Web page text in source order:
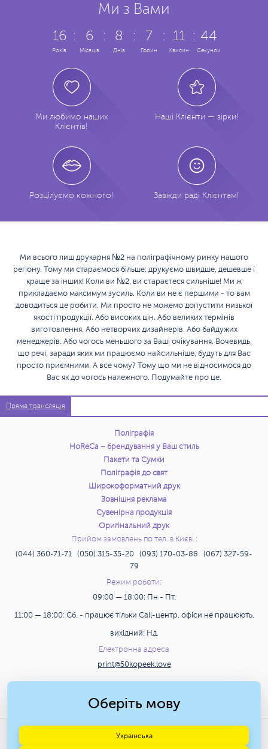
Ми з Вами
16
Років
: 6
Місяців
: 8
Днів
: 7
Годин
: 11
Хвилин
: 44
Секунди
Ми любимо наших
Клієнтів!
Наші Клієнти — зірки!
Розцілуємо кожного! Завжди раді Клієнтам!
Ми всього лиш друкарня №2 на поліграфічному ринку нашого
регіону. Тому ми стараємося більше: друкуємо швидше, дешевше і
краще за інших! Коли ви №2, ви стараєтеся сильніше! Ми ж
прикладаємо максимум зусиль. Коли ви не є першими - то вам
доводиться це робити. Ми просто не можемо допустити низької
якості продукції. Або високих цін. Або великих термінів
виготовлення. Або нетворчих дизайнерів. Або байдужих
менеджерів. Або чогось меньшого за Ваші очікування. Вочевидь,
що речі, заради яких ми працюємо найсильніше, будуть для Вас
просто приємними. А все чому? Тому що ми не відносимося до
Вас як до чогось належного. Подумайте про це.
Пряма трансляція
Поліграфія
HoReCa – брендування у Ваш стиль
Пакети та Сумки
Поліграфія до свят
Широкоформатний друк
Зовнішня реклама
Сувенірна продукція
Оригінальний друк
Прийом замовлень по тел. в Києві :
(044) 360-71-71 (050) 315-35-20 (093) 170-03-88 (067) 327-59-
79
Режим роботи:
09:00 — 18:00: Пн - Пт.
11:00 — 18:00: Сб. - працює тільки Call-центр, офіси не працюють.
вихідний: Нд.
Електронна адреса
print@50kopeek.love
© 2009-2026 Друкарня «50
Оберіть мову
Українська